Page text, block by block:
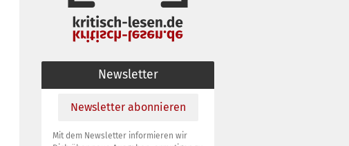
anpassen
Newsletter
Newsletter abonnieren
Mit dem Newsletter informieren wir